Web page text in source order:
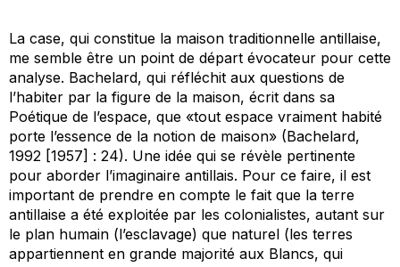
La case, qui constitue la maison traditionnelle antillaise,
me semble être un point de départ évocateur pour cette
analyse. Bachelard, qui réfléchit aux questions de
l’habiter par la figure de la maison, écrit dans sa
Poétique de l’espace, que «tout espace vraiment habité
porte l’essence de la notion de maison» (Bachelard,
1992 [1957] : 24). Une idée qui se révèle pertinente
pour aborder l’imaginaire antillais. Pour ce faire, il est
important de prendre en compte le fait que la terre
antillaise a été exploitée par les colonialistes, autant sur
le plan humain (l’esclavage) que naturel (les terres
appartiennent en grande majorité aux Blancs, qui